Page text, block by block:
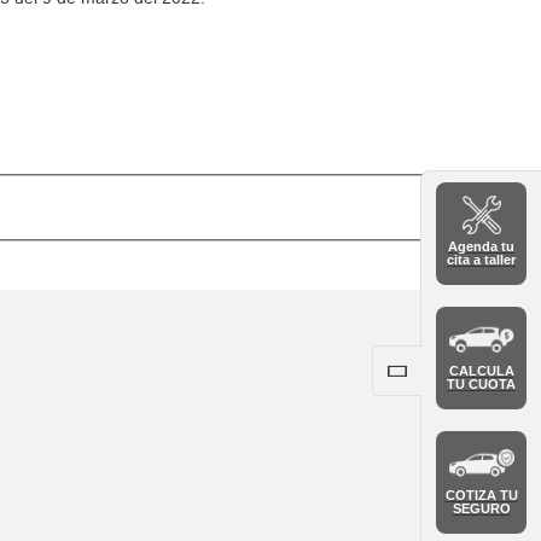
Agenda tu
cita a taller
CALCULA
TU CUOTA
COTIZA TU
SEGURO